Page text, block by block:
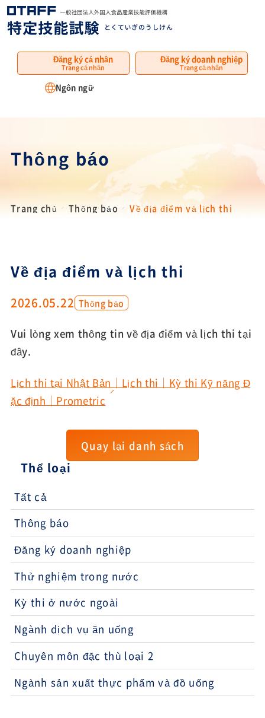
Đăng ký cá nhân
Trang cá nhân
Đăng ký doanh nghiệp
Trang cá nhân
Ngôn ngữ
Thông báo
Trang chủ Thông báo Về địa điểm và lịch thi
Về địa điểm và lịch thi
2026.05.22 Thông báo
Vui lòng xem thông tin về địa điểm và lịch thi tại
đây.
Lịch thi tại Nhật Bản｜Lịch thi｜Kỳ thi Kỹ năng Đ
ặc định｜Prometric
Quay lại danh sách
Thể loại
Tất cả
Thông báo
Đăng ký doanh nghiệp
Thử nghiệm trong nước
Kỳ thi ở nước ngoài
Ngành dịch vụ ăn uống
Chuyên môn đặc thù loại 2
Ngành sản xuất thực phẩm và đồ uống